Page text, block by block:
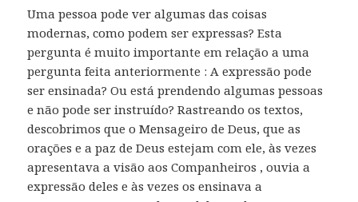
Uma pessoa pode ver algumas das coisas
modernas, como podem ser expressas? Esta
pergunta é muito importante em relação a uma
pergunta feita anteriormente : A expressão pode
ser ensinada? Ou está prendendo algumas pessoas
e não pode ser instruído? Rastreando os textos,
descobrimos que o Mensageiro de Deus, que as
orações e a paz de Deus estejam com ele, às vezes
apresentava a visão aos Companheiros , ouvia a
expressão deles e às vezes os ensinava a